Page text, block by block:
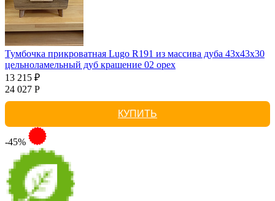
Тумбочка прикроватная Lugo R191 из массива дуба 43х43х30
цельноламельный дуб крашение 02 орех
13 215 ₽
24 027 Р
КУПИТЬ
-45%